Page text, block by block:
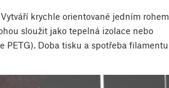
krychle orientované jedním rohem
sloužit jako tepelná izolace nebo
PETG). Doba tisku a spotřeba filamentu